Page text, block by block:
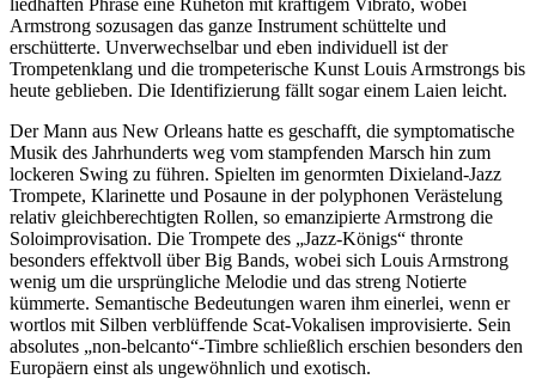
Armstrong sozusagen das ganze Instrument schüttelte und
erschütterte. Unverwechselbar und eben individuell ist der
Trompetenklang und die trompeterische Kunst Louis Armstrongs bis
heute geblieben. Die Identifizierung fällt sogar einem Laien leicht.
Der Mann aus New Orleans hatte es geschafft, die symptomatische
Musik des Jahrhunderts weg vom stampfenden Marsch hin zum
lockeren Swing zu führen. Spielten im genormten Dixieland-Jazz
Trompete, Klarinette und Posaune in der polyphonen Verästelung
relativ gleichberechtigten Rollen, so emanzipierte Armstrong die
Soloimprovisation. Die Trompete des „Jazz-Königs“ thronte
besonders effektvoll über Big Bands, wobei sich Louis Armstrong
wenig um die ursprüngliche Melodie und das streng Notierte
kümmerte. Semantische Bedeutungen waren ihm einerlei, wenn er
wortlos mit Silben verblüffende Scat-Vokalisen improvisierte. Sein
absolutes „non-belcanto“-Timbre schließlich erschien besonders den
Europäern einst als ungewöhnlich und exotisch.